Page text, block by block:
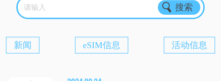
请输入
新闻 eSIM信息 活动信息